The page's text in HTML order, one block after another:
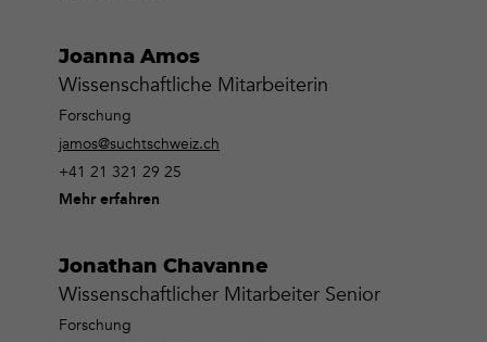
Joanna Amos
Wissenschaftliche Mitarbeiterin
Forschung
jamos@suchtschweiz.ch
+41 21 321 29 25
Mehr erfahren
Jonathan Chavanne
Wissenschaftlicher Mitarbeiter Senior
Forschung